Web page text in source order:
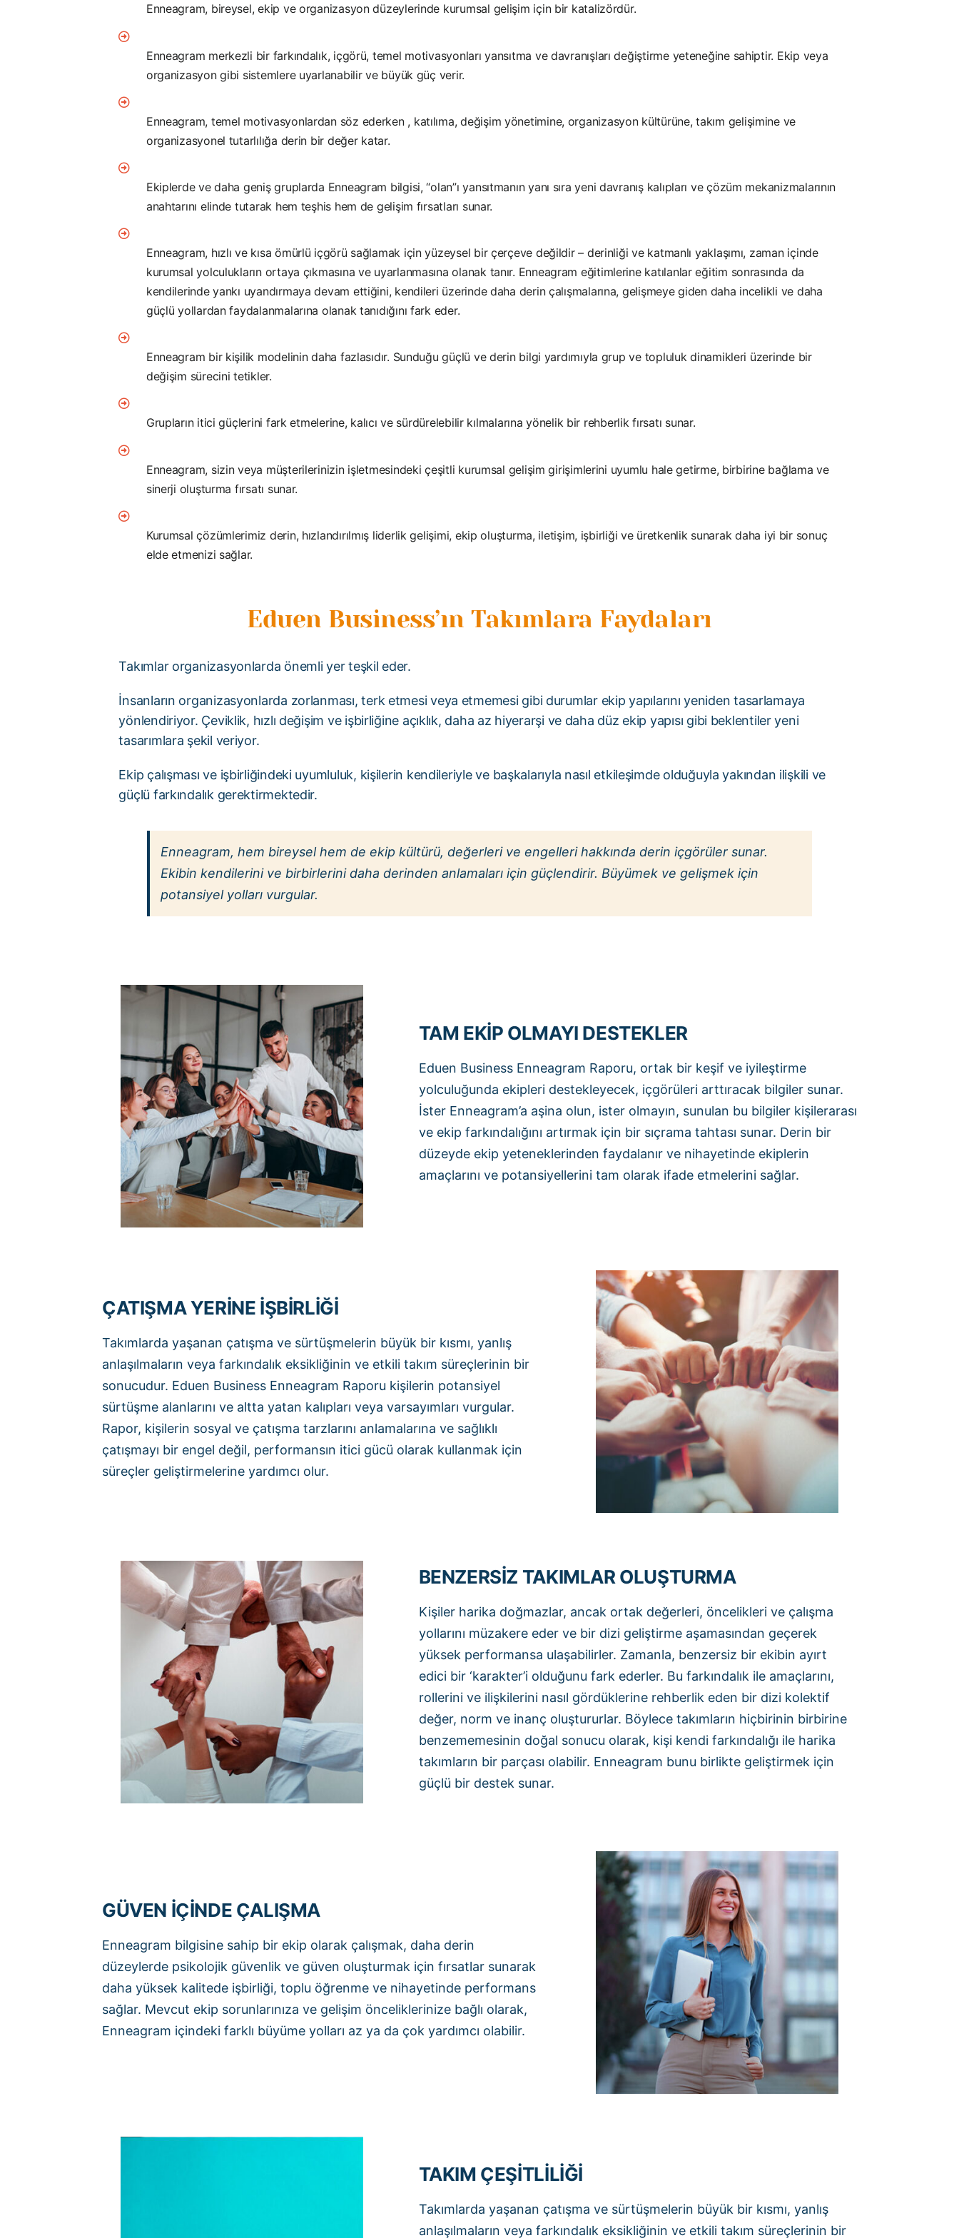
Enneagram, bireysel, ekip ve organizasyon düzeylerinde kurumsal gelişim için bir katalizördür.
Enneagram merkezli bir farkındalık, içgörü, temel motivasyonları yansıtma ve davranışları değiştirme yeteneğine sahiptir. Ekip veya
organizasyon gibi sistemlere uyarlanabilir ve büyük güç verir.
Enneagram, temel motivasyonlardan söz ederken , katılıma, değişim yönetimine, organizasyon kültürüne, takım gelişimine ve
organizasyonel tutarlılığa derin bir değer katar.
Ekiplerde ve daha geniş gruplarda Enneagram bilgisi, “olan”ı yansıtmanın yanı sıra yeni davranış kalıpları ve çözüm mekanizmalarının
anahtarını elinde tutarak hem teşhis hem de gelişim fırsatları sunar.
Enneagram, hızlı ve kısa ömürlü içgörü sağlamak için yüzeysel bir çerçeve değildir – derinliği ve katmanlı yaklaşımı, zaman içinde
kurumsal yolculukların ortaya çıkmasına ve uyarlanmasına olanak tanır. Enneagram eğitimlerine katılanlar eğitim sonrasında da
kendilerinde yankı uyandırmaya devam ettiğini, kendileri üzerinde daha derin çalışmalarına, gelişmeye giden daha incelikli ve daha
güçlü yollardan faydalanmalarına olanak tanıdığını fark eder.
Enneagram bir kişilik modelinin daha fazlasıdır. Sunduğu güçlü ve derin bilgi yardımıyla grup ve topluluk dinamikleri üzerinde bir
değişim sürecini tetikler.
Grupların itici güçlerini fark etmelerine, kalıcı ve sürdürelebilir kılmalarına yönelik bir rehberlik fırsatı sunar.
Enneagram, sizin veya müşterilerinizin işletmesindeki çeşitli kurumsal gelişim girişimlerini uyumlu hale getirme, birbirine bağlama ve
sinerji oluşturma fırsatı sunar.
Kurumsal çözümlerimiz derin, hızlandırılmış liderlik gelişimi, ekip oluşturma, iletişim, işbirliği ve üretkenlik sunarak daha iyi bir sonuç
elde etmenizi sağlar.
Eduen Business’ın Takımlara Faydaları
Takımlar organizasyonlarda önemli yer teşkil eder.
İnsanların organizasyonlarda zorlanması, terk etmesi veya etmemesi gibi durumlar ekip yapılarını yeniden tasarlamaya
yönlendiriyor. Çeviklik, hızlı değişim ve işbirliğine açıklık, daha az hiyerarşi ve daha düz ekip yapısı gibi beklentiler yeni
tasarımlara şekil veriyor.
Ekip çalışması ve işbirliğindeki uyumluluk, kişilerin kendileriyle ve başkalarıyla nasıl etkileşimde olduğuyla yakından ilişkili ve
güçlü farkındalık gerektirmektedir.
Enneagram, hem bireysel hem de ekip kültürü, değerleri ve engelleri hakkında derin içgörüler sunar.
Ekibin kendilerini ve birbirlerini daha derinden anlamaları için güçlendirir. Büyümek ve gelişmek için
potansiyel yolları vurgular.
TAM EKİP OLMAYI DESTEKLER
Eduen Business Enneagram Raporu, ortak bir keşif ve iyileştirme
yolculuğunda ekipleri destekleyecek, içgörüleri arttıracak bilgiler sunar.
İster Enneagram’a aşina olun, ister olmayın, sunulan bu bilgiler kişilerarası
ve ekip farkındalığını artırmak için bir sıçrama tahtası sunar. Derin bir
düzeyde ekip yeteneklerinden faydalanır ve nihayetinde ekiplerin
amaçlarını ve potansiyellerini tam olarak ifade etmelerini sağlar.
ÇATIŞMA YERİNE İŞBİRLİĞİ
Takımlarda yaşanan çatışma ve sürtüşmelerin büyük bir kısmı, yanlış
anlaşılmaların veya farkındalık eksikliğinin ve etkili takım süreçlerinin bir
sonucudur. Eduen Business Enneagram Raporu kişilerin potansiyel
sürtüşme alanlarını ve altta yatan kalıpları veya varsayımları vurgular.
Rapor, kişilerin sosyal ve çatışma tarzlarını anlamalarına ve sağlıklı
çatışmayı bir engel değil, performansın itici gücü olarak kullanmak için
süreçler geliştirmelerine yardımcı olur.
BENZERSİZ TAKIMLAR OLUŞTURMA
Kişiler harika doğmazlar, ancak ortak değerleri, öncelikleri ve çalışma
yollarını müzakere eder ve bir dizi geliştirme aşamasından geçerek
yüksek performansa ulaşabilirler. Zamanla, benzersiz bir ekibin ayırt
edici bir ‘karakter’i olduğunu fark ederler. Bu farkındalık ile amaçlarını,
rollerini ve ilişkilerini nasıl gördüklerine rehberlik eden bir dizi kolektif
değer, norm ve inanç oluştururlar. Böylece takımların hiçbirinin birbirine
benzememesinin doğal sonucu olarak, kişi kendi farkındalığı ile harika
takımların bir parçası olabilir. Enneagram bunu birlikte geliştirmek için
güçlü bir destek sunar.
GÜVEN İÇİNDE ÇALIŞMA
Enneagram bilgisine sahip bir ekip olarak çalışmak, daha derin
düzeylerde psikolojik güvenlik ve güven oluşturmak için fırsatlar sunarak
daha yüksek kalitede işbirliği, toplu öğrenme ve nihayetinde performans
sağlar. Mevcut ekip sorunlarınıza ve gelişim önceliklerinize bağlı olarak,
Enneagram içindeki farklı büyüme yolları az ya da çok yardımcı olabilir.
TAKIM ÇEŞİTLİLİĞİ
Takımlarda yaşanan çatışma ve sürtüşmelerin büyük bir kısmı, yanlış
anlaşılmaların veya farkındalık eksikliğinin ve etkili takım süreçlerinin bir